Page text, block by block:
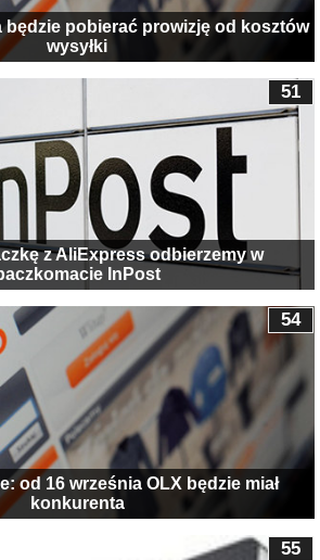
będzie pobierać prowizję od kosztów
wysyłki
z AliExpress odbierzemy w
InPost
51
od 16 września OLX będzie miał
konkurenta
54
55